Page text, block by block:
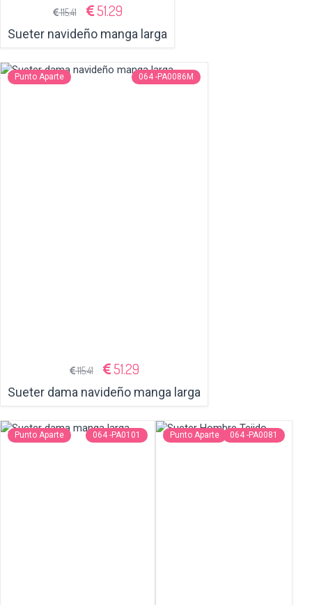
115.41 51.29
Sueter navideño manga larga
Punto Aparte 064 -PA0086M
115.41 51.29
Sueter dama navideño manga larga
Punto Aparte 064 -PA0101 Punto Aparte 064 -PA0081